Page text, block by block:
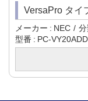
VersaPro タイ
メーカー NEC
型番
PC-